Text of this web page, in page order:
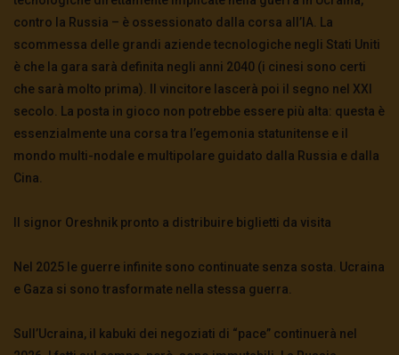
contro la Russia – è ossessionato dalla corsa all’IA. La
scommessa delle grandi aziende tecnologiche negli Stati Uniti
è che la gara sarà definita negli anni 2040 (i cinesi sono certi
che sarà molto prima). Il vincitore lascerà poi il segno nel XXI
secolo. La posta in gioco non potrebbe essere più alta: questa è
essenzialmente una corsa tra l’egemonia statunitense e il
mondo multi-nodale e multipolare guidato dalla Russia e dalla
Cina.
Il signor Oreshnik pronto a distribuire biglietti da visita
Nel 2025 le guerre infinite sono continuate senza sosta. Ucraina
e Gaza si sono trasformate nella stessa guerra.
Sull’Ucraina, il kabuki dei negoziati di “pace” continuerà nel